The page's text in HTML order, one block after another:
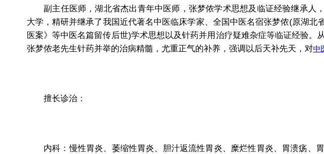
副主任医师，湖北省杰出青年中医师，张梦侬学术思想及临证经验继承人
大学，精研并继承了我国近代著名中医临床学家、全国中医名宿张梦侬(原湖
医案》等中医名篇留传后世)学术思想以及针药并用治疗疑难杂症等临证经验
张梦侬老先生针药并举的治病精髓，尤重正气的补养，强调以后天补先天，对中
擅长诊治：
内科：慢性胃炎、萎缩性胃炎、胆汁返流性胃炎、糜烂性胃炎、胃溃疡、